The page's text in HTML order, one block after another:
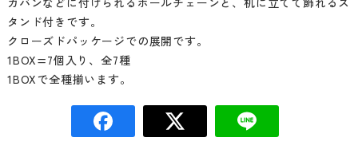
タンド付きです。
クローズドパッケージでの展開です。
1BOX=7個入り、全7種
1BOXで全種揃います。